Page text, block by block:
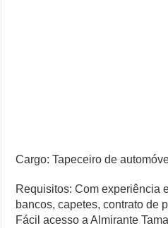
Cargo: Tapeceiro de
Requisitos: Com experiência
bancos, capetes, contrato de
Fácil acesso a Almirante